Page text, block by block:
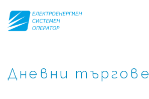
Дневни търгове